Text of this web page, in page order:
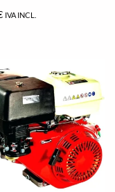
IVA INCL.